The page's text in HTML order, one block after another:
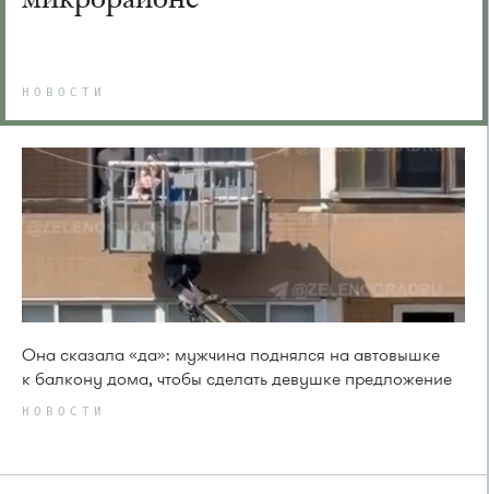
НОВОСТИ
Она сказала «да»: мужчина поднялся на автовышке
к балкону дома, чтобы сделать девушке предложение
НОВОСТИ